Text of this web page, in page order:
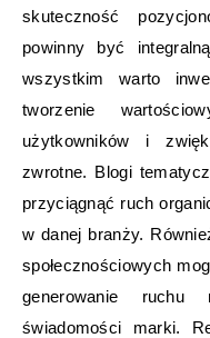
skuteczność
powinny być
wszystkim warto
tworzenie
użytkowników i
zwrotne. Blogi
przyciągnąć ruch
w danej branży.
społecznościowych
generowanie
świadomości marki.